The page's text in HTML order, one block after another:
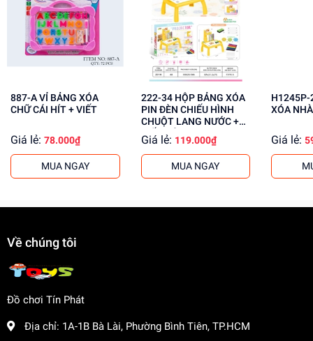
Phát triển tư duy, sáng tạo
Rèn luyện kỹ năng giải quyết vấn đề
Tăng cường khả năng phối hợp tay mắt
dochoitinphat.com, chúng tôi cung cấp giá sỉ
cho khách buôn. Liên hệ ngay để biết thêm thông tin!
887-A VỈ BẢNG XÓA
CHỮ CÁI HÍT + VIẾT
Giá lẻ: 78.000₫
MUA NGAY
222-34 HỘP BẢNG XÓA
PIN ĐÈN CHIẾU HÌNH
CHUỘT LANG NƯỚC +
VIẾT MÀU
Giá lẻ: 119.000₫
MUA NGAY
H1245P-2 TÚI
XÓA NHÀ
Giá lẻ:
Về chúng tôi
Đồ chơi Tín Phát
Địa chỉ: 1A-1B Bà Lài, Phường Bình Tiên, TP.HCM